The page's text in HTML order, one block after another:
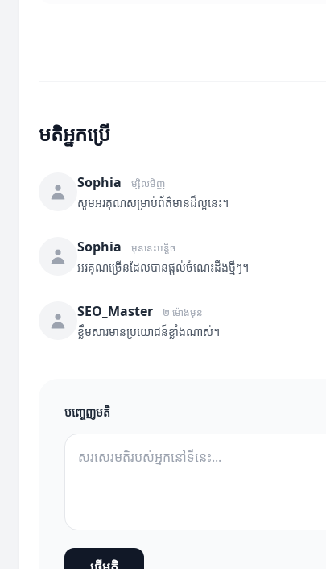
មតិអ្នកប្រើ
Sophia ម្សិលមិញ
សូមអរគុណសម្រាប់ព័ត៌មានដ៏ល្អនេះ។
Sophia មុននេះបន្តិច
អរគុណច្រើនដែលបានផ្តល់ចំណេះដឹងថ្មីៗ។
SEO_Master ២ ម៉ោងមុន
ខ្លឹមសារមានប្រយោជន៍ខ្លាំងណាស់។
បញ្ចេញមតិ